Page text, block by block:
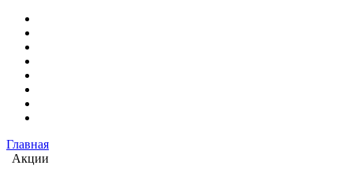
Главная
Акции